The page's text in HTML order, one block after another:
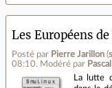
Les Européens
Posté par Pierre Jarillon (
08:10. Modéré par
La lutte